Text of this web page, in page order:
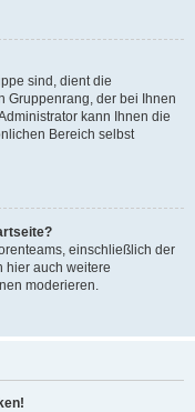
sind, dient die
Gruppenrang, der bei Ihnen
kann Ihnen die
Bereich selbst
einschließlich der
hier auch weitere
moderieren.